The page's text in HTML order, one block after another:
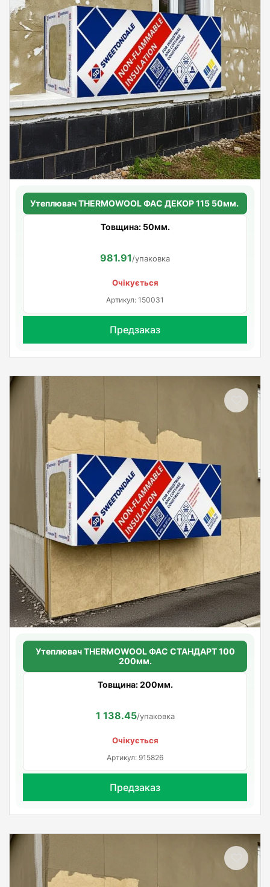
Утеплювач THERMOWOOL ФАС ДЕКОР 115 50мм.
Товщина: 50мм.
981.91/упаковка
Очікується
Артикул: 150031
Предзаказ
Утеплювач THERMOWOOL ФАС СТАНДАРТ 100
200мм.
Товщина: 200мм.
1 138.45/упаковка
Очікується
Артикул: 915826
Предзаказ